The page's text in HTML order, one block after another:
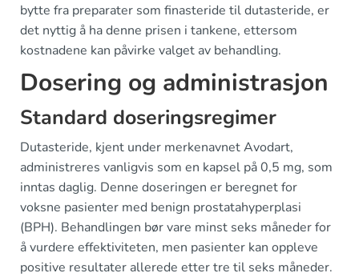
bytte fra preparater som finasteride til dutasteride, er
det nyttig å ha denne prisen i tankene, ettersom
kostnadene kan påvirke valget av behandling.
Dosering og administrasjon
Standard doseringsregimer
Dutasteride, kjent under merkenavnet Avodart,
administreres vanligvis som en kapsel på 0,5 mg, som
inntas daglig. Denne doseringen er beregnet for
voksne pasienter med benign prostatahyperplasi
(BPH). Behandlingen bør vare minst seks måneder for
å vurdere effektiviteten, men pasienter kan oppleve
positive resultater allerede etter tre til seks måneder.